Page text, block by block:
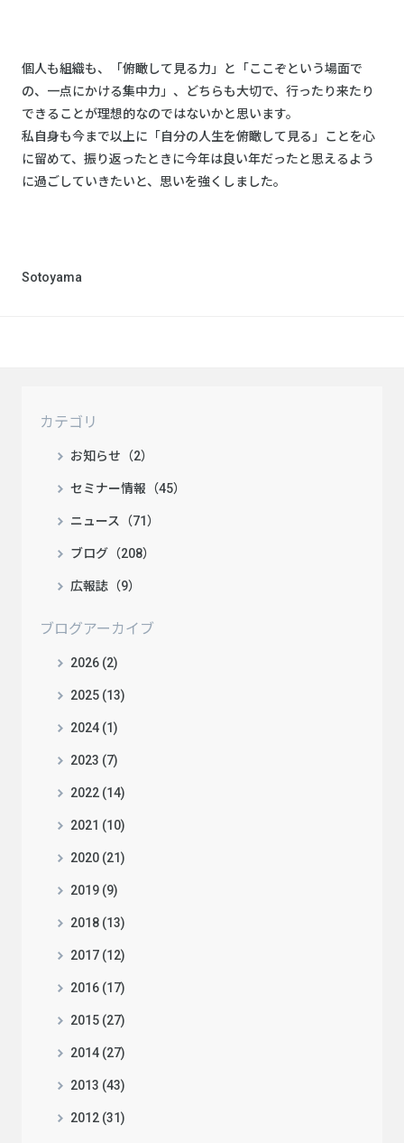
個人も組織も、「俯瞰して見る力」と「ここぞという場面で
の、一点にかける集中力」、どちらも大切で、行ったり来たり
できることが理想的なのではないかと思います。
私自身も今まで以上に「自分の人生を俯瞰して見る」ことを心
に留めて、振り返ったときに今年は良い年だったと思えるよう
に過ごしていきたいと、思いを強くしました。
Sotoyama
カテゴリ
お知らせ（2）
セミナー情報（45）
ニュース（71）
ブログ（208）
広報誌（9）
ブログアーカイブ
2026 (2)
2025 (13)
2024 (1)
2023 (7)
2022 (14)
2021 (10)
2020 (21)
2019 (9)
2018 (13)
2017 (12)
2016 (17)
2015 (27)
2014 (27)
2013 (43)
2012 (31)